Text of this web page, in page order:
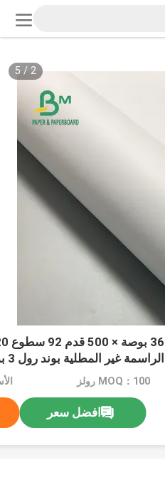
2
/
5
الراسمة غير المطلية بوند رول 3 بوصات الأساسية
MOQ：100 رولز
افضل سعر